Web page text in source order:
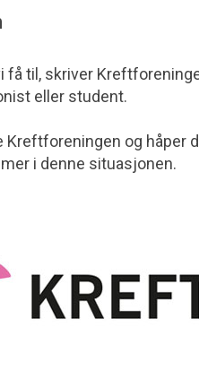
få til, skriver
eller student.
og håper
i denne situasjonen.